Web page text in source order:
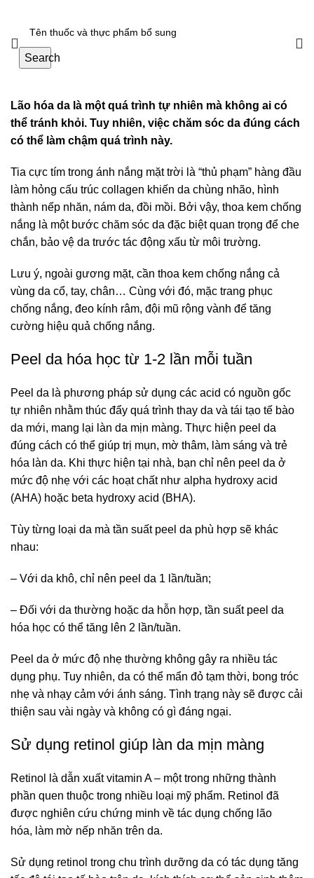
Search
Lão hóa da là một quá trình tự nhiên mà không ai có
thể tránh khỏi. Tuy nhiên, việc chăm sóc da đúng cách
có thể làm chậm quá trình này.
Tia cực tím trong ánh nắng mặt trời là “thủ phạm” hàng đầu
làm hỏng cấu trúc collagen khiến da chùng nhão, hình
thành nếp nhăn, nám da, đồi mồi. Bởi vậy, thoa kem chống
nắng là một bước chăm sóc da đặc biệt quan trọng để che
Lưu ý, ngoài gương mặt, cần thoa kem chống nắng cả
vùng da cổ, tay, chân… Cùng với đó, mặc trang phục
chống nắng, đeo kính râm, đội mũ rộng vành để tăng
cường hiệu quả chống nắng.
Peel da hóa học từ 1-2 lần mỗi tuần
Peel da là phương pháp sử dụng các acid có nguồn gốc
tự nhiên nhằm thúc đẩy quá trình thay da và tái tạo tế bào
da mới, mang lại làn da mịn màng. Thực hiện peel da
đúng cách có thể giúp trị mụn, mờ thâm, làm sáng và trẻ
hóa làn da. Khi thực hiện tại nhà, bạn chỉ nên peel da ở
mức độ nhẹ với các hoạt chất như alpha hydroxy acid
(AHA) hoặc beta hydroxy acid (BHA).
Tùy từng loại da mà tần suất peel da phù hợp sẽ khác
nhau:
– Với da khô, chỉ nên peel da 1 lần/tuần;
– Đối với da thường hoặc da hỗn hợp, tần suất peel da
hóa học có thể tăng lên 2 lần/tuần.
Peel da ở mức độ nhẹ thường không gây ra nhiều tác
dụng phụ. Tuy nhiên, da có thể mẩn đỏ tạm thời, bong tróc
nhẹ và nhạy cảm với ánh sáng. Tình trạng này sẽ được cải
thiện sau vài ngày và không có gì đáng ngại.
Sử dụng retinol giúp làn da mịn màng
Retinol là dẫn xuất vitamin A – một trong những thành
phần quen thuộc trong nhiều loại mỹ phẩm. Retinol đã
được nghiên cứu chứng minh về tác dụng chống lão
hóa, àm mờ nếp nhăn trên da.